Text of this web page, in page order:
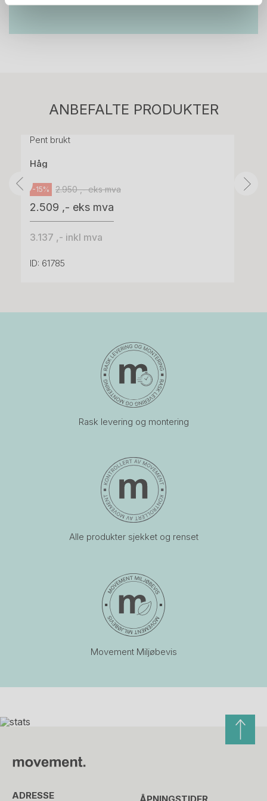
ANBEFALTE PRODUKTER
H05 5600 Swingback-armlene Mørk
Pent brukt
Håg
-15% 2.950 ,- eks mva
2.509 ,- eks mva
3.137 ,- inkl mva
ID: 61785
Rask levering og montering
Alle produkter sjekket og renset
Movement Miljøbevis
ADRESSE